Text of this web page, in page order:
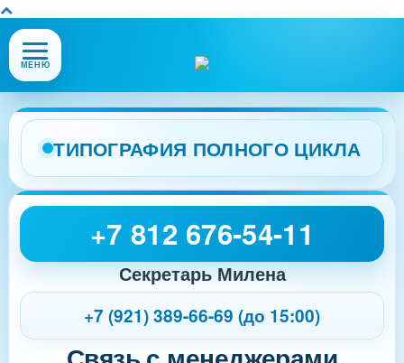
Открыть
или
меню
сайта
МЕНЮ
ТИПОГРАФИЯ ПОЛНОГО ЦИКЛА
+7 812 676-54-11
Секретарь Милена
+7 (921) 389-66-69 (до 15:00)